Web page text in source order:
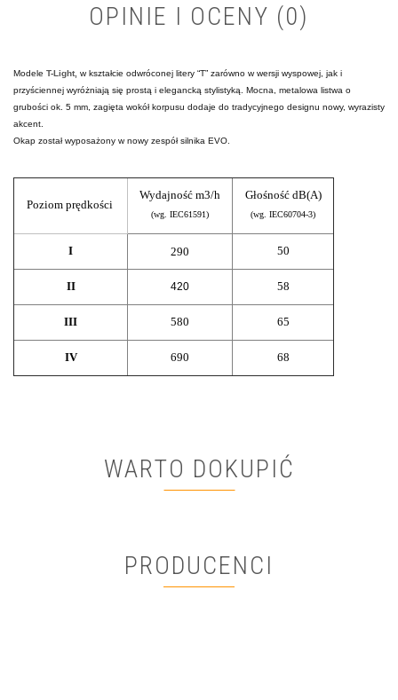
OPINIE I OCENY (0)
Modele T-Light, w kształcie odwróconej litery “T” zarówno w wersji wyspowej, jak i
przyściennej wyróżniają się prostą i elegancką stylistyką. Mocna, metalowa listwa o
grubości ok. 5 mm, zagięta wokół korpusu dodaje do tradycyjnego designu nowy, wyrazisty
akcent.
Okap został wyposażony w nowy zespół silnika EVO.
Poziom prędkości
Wydajność m3/h
(wg. IEC61591)
Głośność dB(A)
(wg. IEC60704-3)
I 290 50
II 420 58
III 580 65
IV 690 68
WARTO DOKUPIĆ
PRODUCENCI